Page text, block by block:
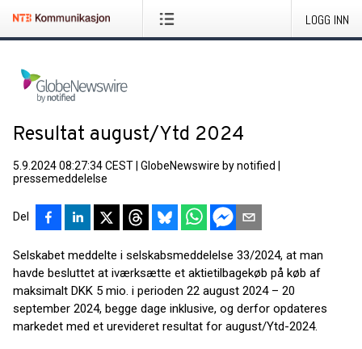
LOGG INN
Resultat august/Ytd 2024
5.9.2024 08:27:34 CEST GlobeNewswire by notified
pressemeddelelse
Del
Selskabet meddelte i selskabsmeddelelse 33/2024, at man
havde besluttet at iværksætte et aktietilbagekøb på køb af
maksimalt DKK 5 mio. i perioden 22 august 2024 – 20
september 2024, begge dage inklusive, og derfor opdateres
markedet med et urevideret resultat for august/Ytd-2024.